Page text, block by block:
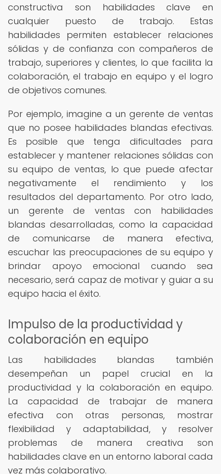
constructiva son habilidades clave en
cualquier puesto de trabajo. Estas
habilidades permiten establecer relaciones
sólidas y de confianza con compañeros de
trabajo, superiores y clientes, lo que facilita la
colaboración, el trabajo en equipo y el logro
de objetivos comunes.
Por ejemplo, imagine a un gerente de ventas
que no posee habilidades blandas efectivas.
Es posible que tenga dificultades para
establecer y mantener relaciones sólidas con
su equipo de ventas, lo que puede afectar
negativamente el rendimiento y los
resultados del departamento. Por otro lado,
un gerente de ventas con habilidades
blandas desarrolladas, como la capacidad
de comunicarse de manera efectiva,
escuchar las preocupaciones de su equipo y
brindar apoyo emocional cuando sea
necesario, será capaz de motivar y guiar a su
equipo hacia el éxito.
Impulso de la productividad y
colaboración en equipo
Las habilidades blandas también
desempeñan un papel crucial en la
productividad y la colaboración en equipo.
La capacidad de trabajar de manera
efectiva con otras personas, mostrar
flexibilidad y adaptabilidad, y resolver
problemas de manera creativa son
habilidades clave en un entorno laboral cada
vez más colaborativo.